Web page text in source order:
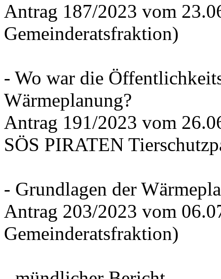
Antrag 187/2023 vom
Gemeinderatsfraktion)
- Wo war die
Wärmeplanung?
Antrag 191/2023 vom
SÖS PIRATEN
- Grundlagen der
Antrag 203/2023 vom
Gemeinderatsfraktion)